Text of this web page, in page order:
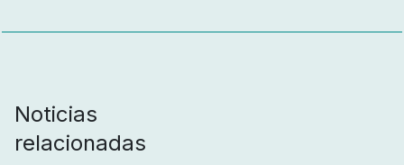
Noticias
relacionadas